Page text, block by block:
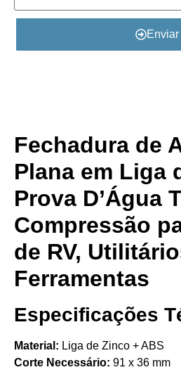
Enviar
Fechadura de
Plana em Liga
Prova D’Água
Compressão
de RV,
Ferramentas
Especificações
Material: Liga de Zinco + ABS
Corte Necessário: 91 x 36 mm